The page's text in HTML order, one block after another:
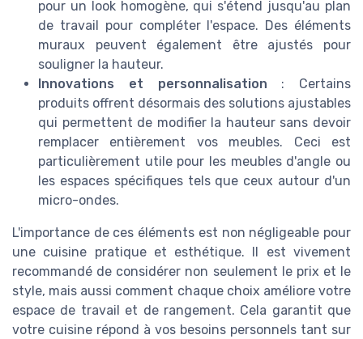
pour un look homogène, qui s'étend jusqu'au plan
de travail pour compléter l'espace. Des éléments
muraux peuvent également être ajustés pour
souligner la hauteur.
Innovations et personnalisation : Certains
produits offrent désormais des solutions ajustables
qui permettent de modifier la hauteur sans devoir
remplacer entièrement vos meubles. Ceci est
particulièrement utile pour les meubles d'angle ou
les espaces spécifiques tels que ceux autour d'un
micro-ondes.
L'importance de ces éléments est non négligeable pour
une cuisine pratique et esthétique. Il est vivement
recommandé de considérer non seulement le prix et le
style, mais aussi comment chaque choix améliore votre
espace de travail et de rangement. Cela garantit que
votre cuisine répond à vos besoins personnels tant sur